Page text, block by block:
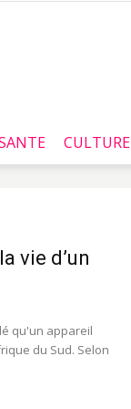
CULTURE
vie d’un
qu'un appareil
du Sud. Selon